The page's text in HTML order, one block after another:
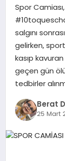
GÖKSUN
TÜRKOĞLU
PAZARCIK
KÜNYE
NURHAK
Spor
salgını
gelirken,
kasıp
geçen gün
tedbirler
Berat
25 Mart